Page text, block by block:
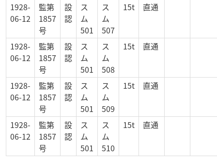
1928-
06-12
監第
1857
号
設
認
ス
ム
501
ス
ム
507
15t 直通
1928-
06-12
監第
1857
号
設
認
ス
ム
501
ス
ム
508
15t 直通
1928-
06-12
監第
1857
号
設
認
ス
ム
501
ス
ム
509
15t 直通
1928-
06-12
監第
1857
号
設
認
ス
ム
501
ス
ム
510
15t 直通